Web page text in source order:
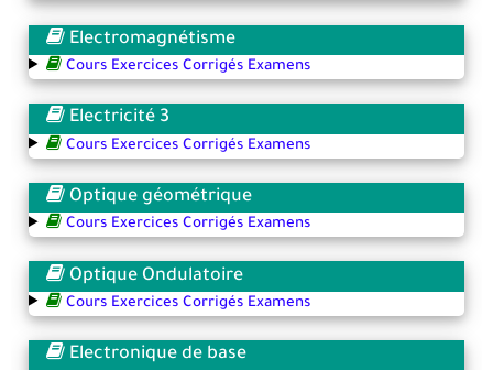
Electromagnétisme
Cours Exercices Corrigés Examens
Electricité 3
Cours Exercices Corrigés Examens
Optique géométrique
Cours Exercices Corrigés Examens
Optique Ondulatoire
Cours Exercices Corrigés Examens
Electronique de base